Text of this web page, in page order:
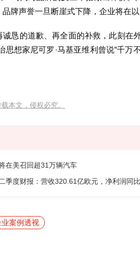
牌声誉一旦断崖式下降，企业将在以
诚恳的道歉、再全面的补救，此刻在
思想家尼可罗·马基亚维利曾说“千
本文，侵权必究。
在美召回超31万辆汽车
季度财报：营收320.61亿欧元，净利润同
业案例透视